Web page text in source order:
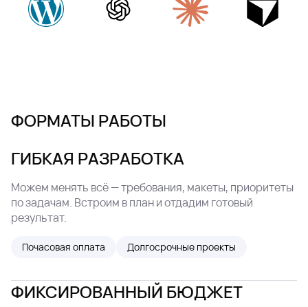
ФОРМАТЫ РАБОТЫ
ГИБКАЯ РАЗРАБОТКА
Можем менять всё — требования, макеты, приоритеты
по задачам. Встроим в план и отдадим готовый
результат.
Почасовая оплата Долгосрочные проекты
ФИКСИРОВАННЫЙ БЮДЖЕТ